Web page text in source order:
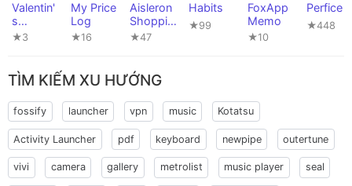
Valentin'
s
PowerTo
★3
My Price
Log
★16
Aisleron
Shoppin
g List
★47
Habits
★99
FoxApp
Memo
★10
Perfice
★448
TÌM KIẾM XU HƯỚNG
fossify launcher vpn music Kotatsu
Activity Launcher pdf keyboard newpipe outertune
vivi camera gallery metrolist music player seal